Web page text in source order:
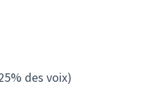
des voix)